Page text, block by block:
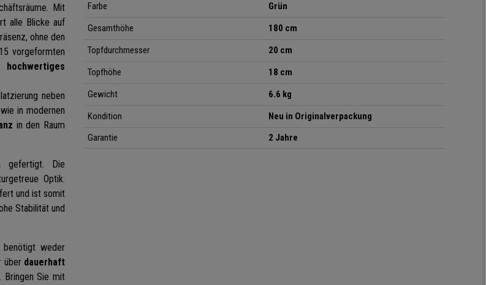
Mit
alle Blicke auf
ohne den
vorgeformten
hochwertiges
neben
in modernen
in den Raum
gefertigt. Die
Optik.
und ist somit
Stabilität und
benötigt weder
über dauerhaft
Bringen Sie mit
Farbe
Grün
Gesamthöhe
180 cm
Topfdurchmesser
20 cm
Topfhöhe
18 cm
Gewicht
6.6 kg
Kondition
Neu in Originalverpackung
Garantie
2 Jahre